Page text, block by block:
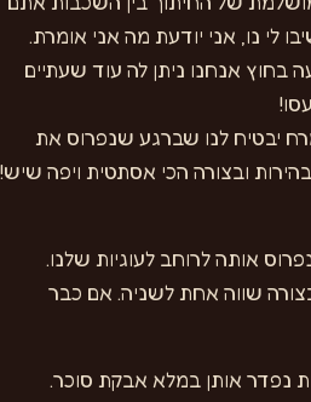
לי נו, אני יודעת מה אני אומרת.
אנחנו ניתן לה עוד שעתיים
יבטיח לנו שברגע שנפרוס את
ובצורה הכי אסתטית ויפה שיש!
אותה לרוחב לעוגיות שלנו.
שווה אחת לשניה. אם כבר
נפדר אותן במלא אבקת סוכר.